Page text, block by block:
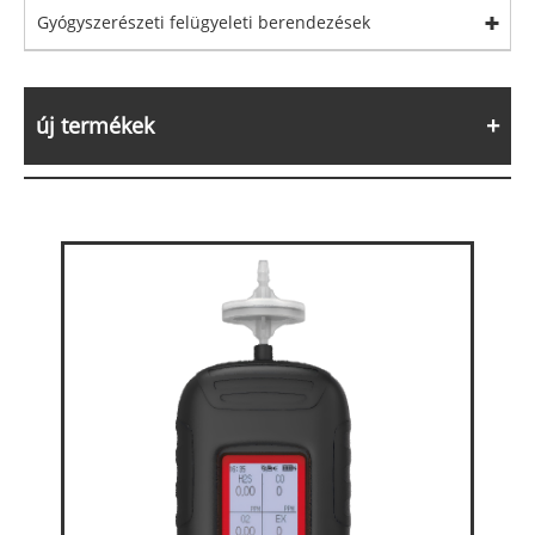
Gyógyszerészeti felügyeleti berendezések
új termékek